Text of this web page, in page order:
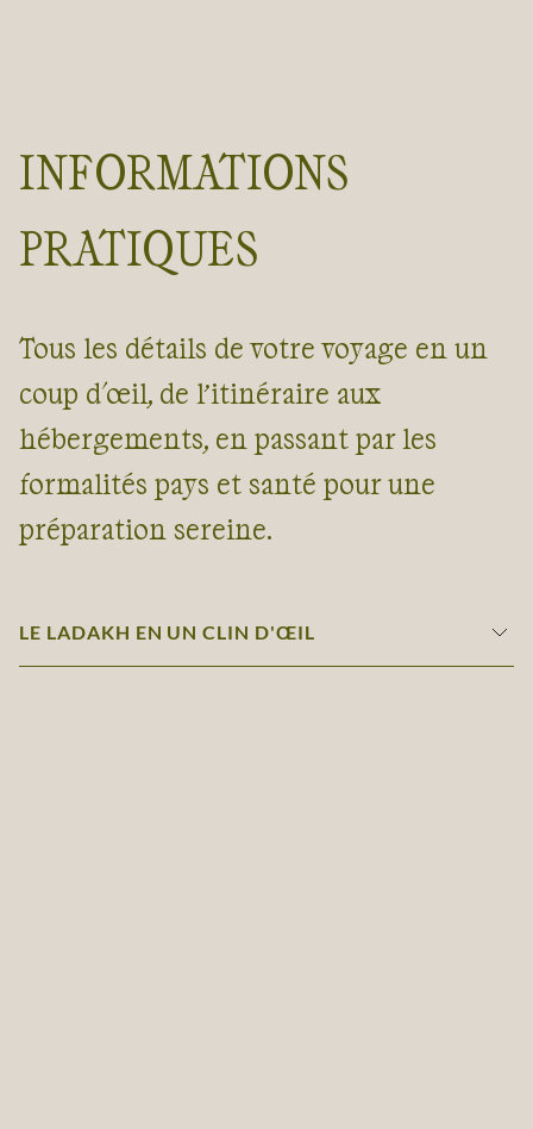
INFORMATIONS
PRATIQUES
Tous les détails de votre voyage en un
coup d'œil, de l’itinéraire aux
hébergements, en passant par les
formalités pays et santé pour une
préparation sereine.
LE LADAKH EN UN CLIN D'ŒIL